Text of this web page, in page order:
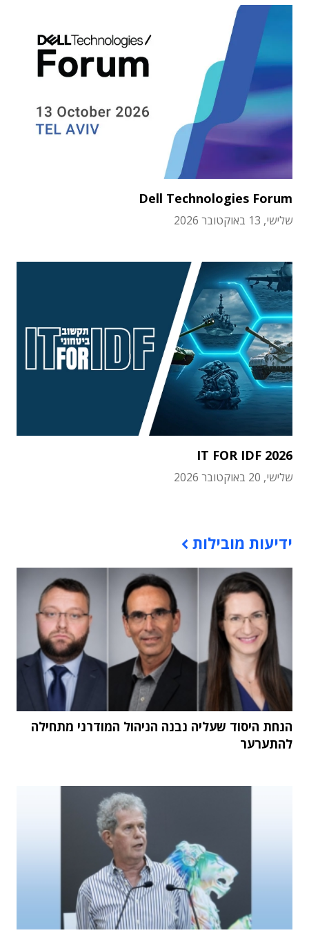
Dell Technologies Forum
שלישי, 13 באוקטובר 2026
IT FOR IDF 2026
שלישי, 20 באוקטובר 2026
ידיעות מובילות
הנחת היסוד שעליה נבנה הניהול המודרני מתחילה
להתערער